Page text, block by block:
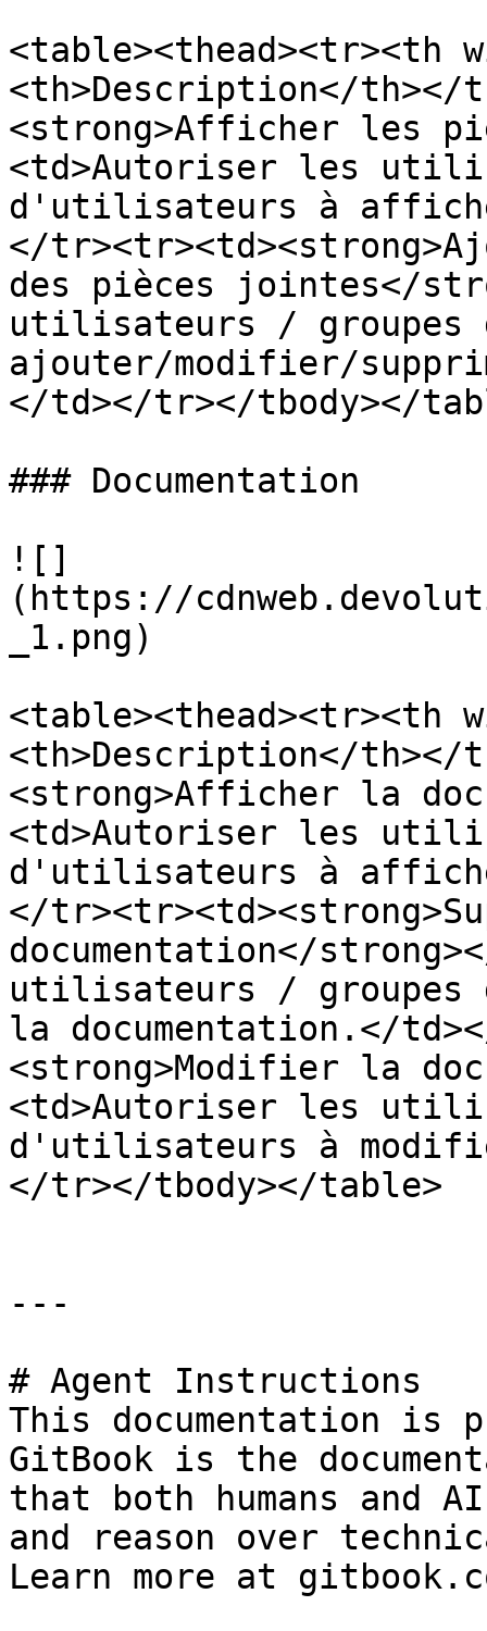
<table><thead><tr><th
<th>Description</th></
<strong>Afficher les
<td>Autoriser les
d'utilisateurs à
</
des pièces jointes</
utilisateurs /
ajouter/modifier/
</td></tr></tbody></
### Documentation
![]
(https://
_1.png)
<table><thead><tr><th
<th>Description</th></
<strong>Afficher la
<td>Autoriser les
d'utilisateurs à
</
documentation</
utilisateurs / groupes
la documentation.</
<strong>Modifier la
<td>Autoriser les
d'utilisateurs à
</tr></tbody></table>
---
# Agent Instructions
This documentation is
GitBook is the
that both humans and
and reason over
Learn more at